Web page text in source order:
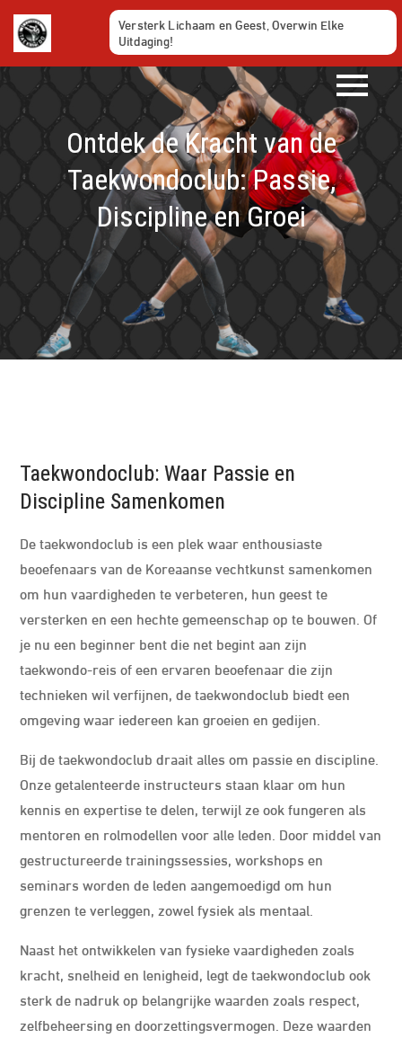
Ga
naar
de
inhoud
Versterk Lichaam en Geest, Overwin Elke
Uitdaging!
Ontdek de Kracht van de
Taekwondoclub: Passie,
Discipline en Groei
Taekwondoclub: Waar Passie en
Discipline Samenkomen
De taekwondoclub is een plek waar enthousiaste
beoefenaars van de Koreaanse vechtkunst samenkomen
om hun vaardigheden te verbeteren, hun geest te
versterken en een hechte gemeenschap op te bouwen. Of
je nu een beginner bent die net begint aan zijn
taekwondo-reis of een ervaren beoefenaar die zijn
technieken wil verfijnen, de taekwondoclub biedt een
omgeving waar iedereen kan groeien en gedijen.
Bij de taekwondoclub draait alles om passie en discipline.
Onze getalenteerde instructeurs staan klaar om hun
kennis en expertise te delen, terwijl ze ook fungeren als
mentoren en rolmodellen voor alle leden. Door middel van
gestructureerde trainingssessies, workshops en
seminars worden de leden aangemoedigd om hun
grenzen te verleggen, zowel fysiek als mentaal.
Naast het ontwikkelen van fysieke vaardigheden zoals
kracht, snelheid en lenigheid, legt de taekwondoclub ook
sterk de nadruk op belangrijke waarden zoals respect,
zelfbeheersing en doorzettingsvermogen. Deze waarden